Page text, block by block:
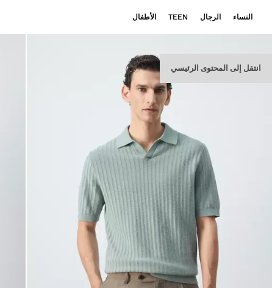
انتقل إلى المحتوى الرئيسي
النساء الرجال TEEN الأطفال